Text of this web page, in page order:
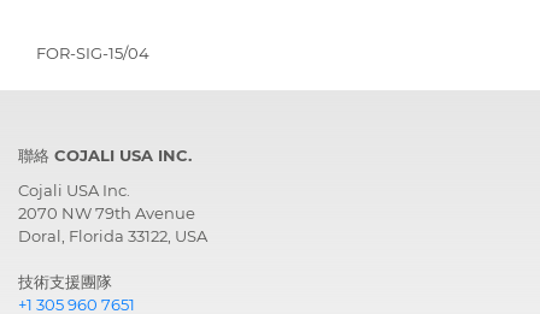
FOR-SIG-15/04
聯絡 COJALI USA INC.
Cojali USA Inc.
2070 NW 79th Avenue
Doral, Florida 33122, USA
技術支援團隊
+1 305 960 7651